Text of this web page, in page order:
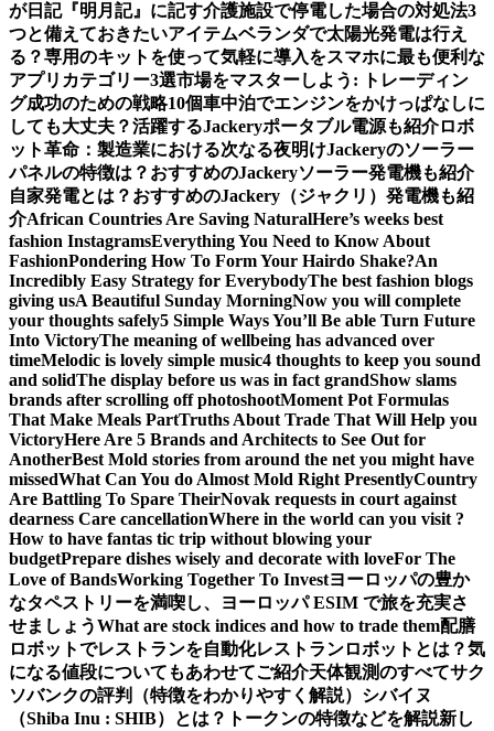
が日記『明月記』に記す介護施設で停電した場合の対処法3
つと備えておきたいアイテムベランダで太陽光発電は行え
る？専用のキットを使って気軽に導入をスマホに最も便利な
アプリカテゴリー3選市場をマスターしよう: トレーディン
グ成功のための戦略10個車中泊でエンジンをかけっぱなしに
しても大丈夫？活躍するJackeryポータブル電源も紹介ロボ
ット革命：製造業における次なる夜明けJackeryのソーラー
パネルの特徴は？おすすめのJackeryソーラー発電機も紹介
自家発電とは？おすすめのJackery（ジャクリ）発電機も紹
介African Countries Are Saving NaturalHere’s weeks best
fashion InstagramsEverything You Need to Know About
FashionPondering How To Form Your Hairdo Shake?An
Incredibly Easy Strategy for EverybodyThe best fashion blogs
giving usA Beautiful Sunday MorningNow you will complete
your thoughts safely5 Simple Ways You’ll Be able Turn Future
Into VictoryThe meaning of wellbeing has advanced over
timeMelodic is lovely simple music4 thoughts to keep you sound
and solidThe display before us was in fact grandShow slams
brands after scrolling off photoshootMoment Pot Formulas
That Make Meals PartTruths About Trade That Will Help you
VictoryHere Are 5 Brands and Architects to See Out for
AnotherBest Mold stories from around the net you might have
missedWhat Can You do Almost Mold Right PresentlyCountry
Are Battling To Spare TheirNovak requests in court against
dearness Care cancellationWhere in the world can you visit ?
How to have fantas tic trip without blowing your
budgetPrepare dishes wisely and decorate with loveFor The
Love of BandsWorking Together To Investヨーロッパの豊か
なタペストリーを満喫し、ヨーロッパ ESIM で旅を充実さ
せましょうWhat are stock indices and how to trade them配膳
ロボットでレストランを自動化レストランロボットとは？気
になる値段についてもあわせてご紹介天体観測のすべてサク
ソバンクの評判（特徴をわかりやすく解説） シバイヌ
（Shiba Inu : SHIB）とは？トークンの特徴などを解説新し